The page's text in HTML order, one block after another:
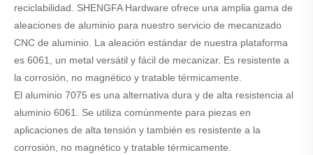
reciclabilidad. SHENGFA Hardware ofrece una amplia gama de
aleaciones de aluminio para nuestro servicio de mecanizado
CNC de aluminio. La aleación estándar de nuestra plataforma
es 6061, un metal versátil y fácil de mecanizar. Es resistente a
la corrosión, no magnético y tratable térmicamente.
El aluminio 7075 es una alternativa dura y de alta resistencia al
aluminio 6061. Se utiliza comúnmente para piezas en
aplicaciones de alta tensión y también es resistente a la
corrosión, no magnético y tratable térmicamente.